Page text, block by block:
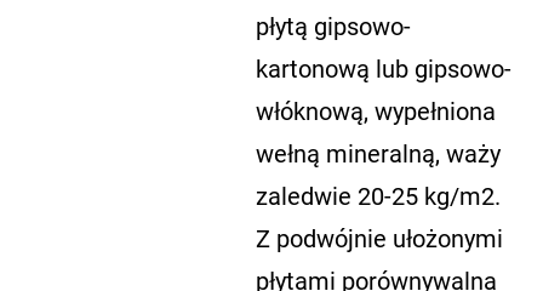
płytą gipsowo-
kartonową lub gipsowo-
włóknową, wypełniona
wełną mineralną, waży
zaledwie 20-25 kg/m2.
Z podwójnie ułożonymi
płytami porównywalna